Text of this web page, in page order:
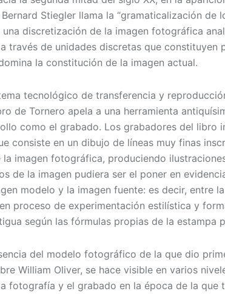
Stiegler llama la “gramaticalización de
discretización de la imagen fotográfica
través de unidades discretas que constituyen
la constitución de la imagen actual.
tecnológico de transferencia y
de Tornero apela a una herramienta
como el grabado. Los grabadores del libro
consiste en un dibujo de líneas muy finas
imagen fotográfica, produciendo
de la imagen pudiera ser el poner en
modelo y la imagen fuente: es decir, entre
proceso de experimentación estilística y
según las fórmulas propias de la estampa
del modelo fotográfico de la que dio
William Oliver, se hace visible en varios
fotografía y el grabado en la época de la que